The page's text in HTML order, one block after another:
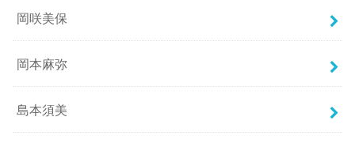
岡咲美保
岡本麻弥
島本須美